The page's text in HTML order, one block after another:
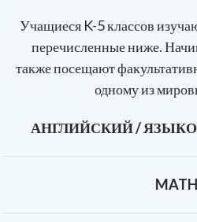
Учащиеся K-5 классов
перечисленные ниже.
также посещают
одному из
АНГЛИЙСКИЙ /
MATH